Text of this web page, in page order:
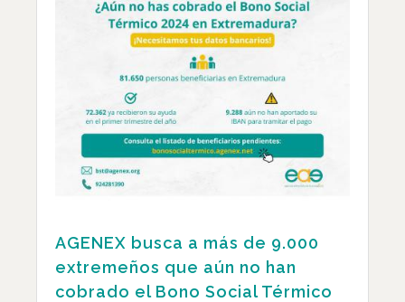
AGENEX busca a más de 9.000
extremeños que aún no han
cobrado el Bono Social Térmico